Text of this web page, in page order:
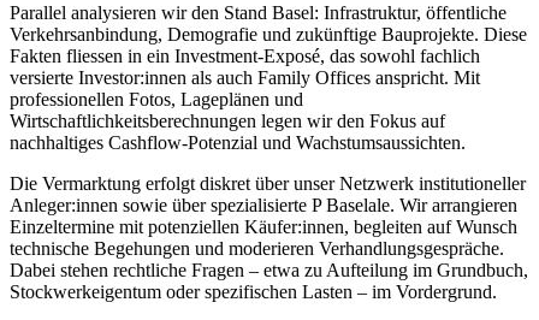
Parallel analysieren wir den Stand Basel: Infrastruktur, öffentliche
Verkehrsanbindung, Demografie und zukünftige Bauprojekte. Diese
Fakten fliessen in ein Investment-Exposé, das sowohl fachlich
versierte Investor:innen als auch Family Offices anspricht. Mit
professionellen Fotos, Lageplänen und
Wirtschaftlichkeitsberechnungen legen wir den Fokus auf
nachhaltiges Cashflow-Potenzial und Wachstumsaussichten.
Die Vermarktung erfolgt diskret über unser Netzwerk institutioneller
Anleger:innen sowie über spezialisierte P Baselale. Wir arrangieren
Einzeltermine mit potenziellen Käufer:innen, begleiten auf Wunsch
technische Begehungen und moderieren Verhandlungsgespräche.
Dabei stehen rechtliche Fragen – etwa zu Aufteilung im Grundbuch,
Stockwerkeigentum oder spezifischen Lasten – im Vordergrund.